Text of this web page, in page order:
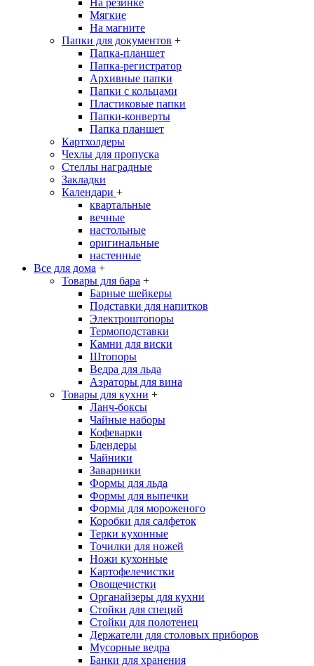
На резинке
Мягкие
На магните
Папки для документов +
Папка-планшет
Папка-регистратор
Архивные папки
Папки с кольцами
Пластиковые папки
Папки-конверты
Папка планшет
Картхолдеры
Чехлы для пропуска
Стеллы наградные
Закладки
Календари +
квартальные
вечные
настольные
оригинальные
настенные
Все для дома +
Товары для бара +
Барные шейкеры
Подставки для напитков
Электроштопоры
Термоподставки
Камни для виски
Штопоры
Ведра для льда
Аэраторы для вина
Товары для кухни +
Ланч-боксы
Чайные наборы
Кофеварки
Блендеры
Чайники
Заварники
Формы для льда
Формы для выпечки
Формы для мороженого
Коробки для салфеток
Терки кухонные
Точилки для ножей
Ножи кухонные
Картофелечистки
Овощечистки
Органайзеры для кухни
Стойки для специй
Стойки для полотенец
Держатели для столовых приборов
Мусорные ведра
Банки для хранения